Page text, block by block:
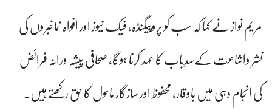
مریم نواز نے کہا کہ سب کو پروپیگنڈہ، فیک نیوز اور افواہ نماخبروں کی
نشر واشاعت کےسدِباب کا عہد کرنا ہوگا، صحافی پیشہ ورانہ فرائض
کی انجام دہی میں باوقار، محفوظ اور سازگار ماحول کا حق رکھتے ہیں۔